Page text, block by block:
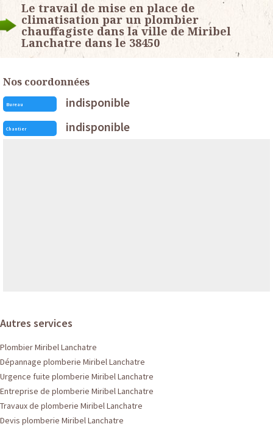
Le travail de mise en place de
climatisation par un plombier
chauffagiste dans la ville de Miribel
Lanchatre dans le 38450
Nos coordonnées
Bureau indisponible
Chantier indisponible
Autres services
Plombier Miribel Lanchatre
Dépannage plomberie Miribel Lanchatre
Urgence fuite plomberie Miribel Lanchatre
Entreprise de plomberie Miribel Lanchatre
Travaux de plomberie Miribel Lanchatre
Devis plomberie Miribel Lanchatre